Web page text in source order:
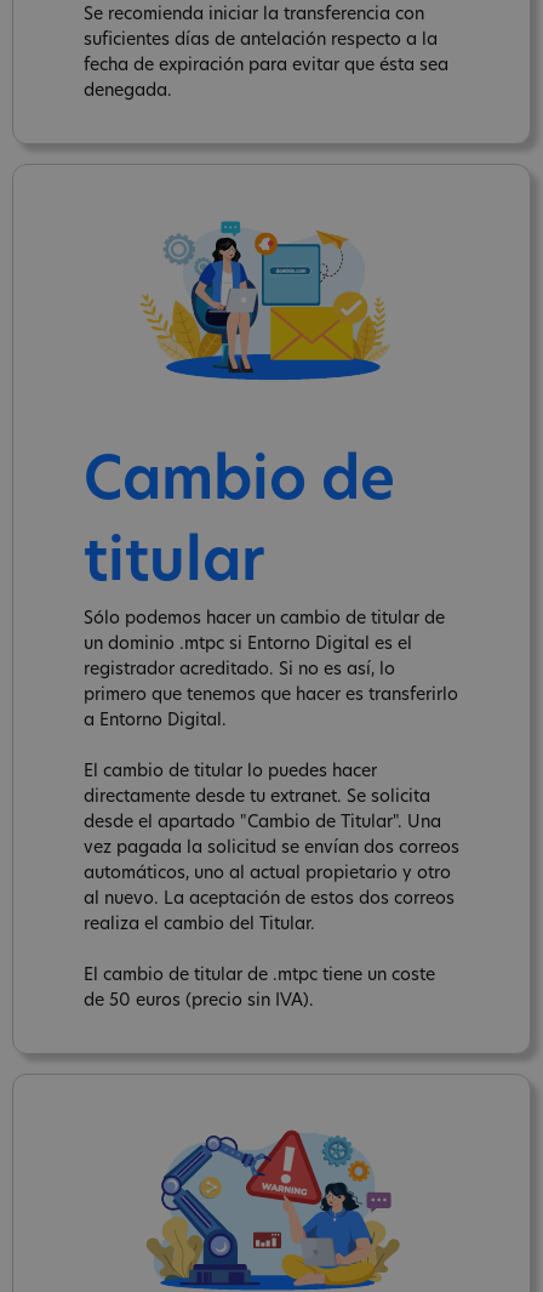
Se recomienda iniciar la transferencia con
suficientes días de antelación respecto a la
fecha de expiración para evitar que ésta sea
denegada.
Cambio de
titular
Sólo podemos hacer un cambio de titular de
un dominio .mtpc si Entorno Digital es el
registrador acreditado. Si no es así, lo
primero que tenemos que hacer es transferirlo
a Entorno Digital.
El cambio de titular lo puedes hacer
directamente desde tu extranet. Se solicita
desde el apartado "Cambio de Titular". Una
vez pagada la solicitud se envían dos correos
automáticos, uno al actual propietario y otro
al nuevo. La aceptación de estos dos correos
realiza el cambio del Titular.
El cambio de titular de .mtpc tiene un coste
de 50 euros (precio sin IVA).